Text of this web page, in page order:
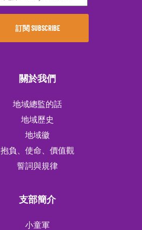
關於我們
地域總監的話
地域歷史
地域徽
抱負、使命、價值觀
誓詞與規律
支部簡介
小童軍